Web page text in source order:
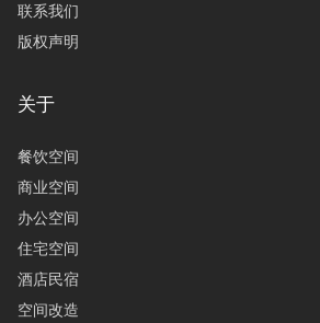
联系我们
版权声明
关于
餐饮空间
商业空间
办公空间
住宅空间
酒店民宿
空间改造